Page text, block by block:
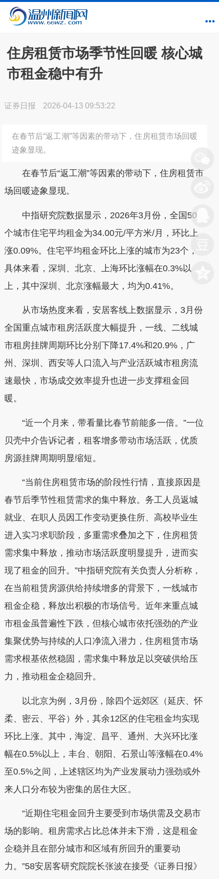
住房租赁市场季节性回暖 核心城
市租金稳中有升
证券日报 2026-04-13 09:53:22
在春节后“返工潮”等因素的带动下，住房租赁市场回暖
迹象显现。
在春节后“返工潮”等因素的带动下，住房租赁市
场回暖迹象显现。
中指研究院数据显示，2026年3月份，全国50
个城市住宅平均租金为34.00元/平方米/月，环比上
涨0.09%。住宅平均租金环比上涨的城市为23个，
具体来看，深圳、北京、上海环比涨幅在0.3%以
上，其中深圳、北京涨幅最大，均为0.41%。
从市场热度来看，安居客线上数据显示，3月份
全国重点城市租房活跃度大幅提升，一线、二线城
市租房挂牌周期环比分别下降17.4%和20.9%，广
州、深圳、西安等人口流入与产业活跃城市租房流
速最快，市场成交效率提升也进一步支撑租金回
暖。
“近一个月来，带看量比春节前能多一倍。”一位
贝壳中介告诉记者，租客增多带动市场活跃，优质
房源挂牌周期明显缩短。
“当前住房租赁市场的阶段性行情，直接原因是
春节后季节性租赁需求的集中释放。务工人员返城
就业、在职人员因工作变动更换住所、高校毕业生
进入实习求职阶段，多重需求叠加之下，住房租赁
需求集中释放，推动市场活跃度明显提升，进而实
现了租金的回升。”中指研究院有关负责人分析称，
在当前租赁房源供给持续增多的背景下，一线城市
租金企稳，释放出积极的市场信号。近年来重点城
市租金虽普遍性下跌，但核心城市依托强劲的产业
集聚优势与持续的人口净流入潜力，住房租赁市场
需求根基依然稳固，需求集中释放足以突破供给压
力，推动租金企稳回升。
以北京为例，3月份，除四个远郊区（延庆、怀
柔、密云、平谷）外，其余12区的住宅租金均实现
环比上涨。其中，海淀、昌平、通州、大兴环比涨
幅在0.5%以上，丰台、朝阳、石景山等涨幅在0.4%
至0.5%之间，上述辖区均为产业发展动力强劲或外
来人口分布较为密集的居住大区。
“近期住宅租金回升主要受到市场供需及交易市
场的影响。租房需求占比总体并未下滑，这是租金
企稳并且在部分城市和区域有所回升的重要动
力。”58安居客研究院院长张波在接受《证券日报》